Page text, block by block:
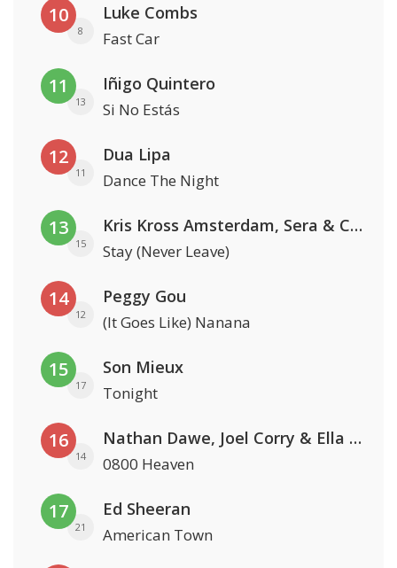
10
8
Luke Combs
Fast Car
11
13
Iñigo Quintero
Si No Estás
12
11
Dua Lipa
Dance The Night
13
15
Kris Kross Amsterdam, Sera & Conor Maynard
Stay (Never Leave)
14
12
Peggy Gou
(It Goes Like) Nanana
15
17
Son Mieux
Tonight
16
14
Nathan Dawe, Joel Corry & Ella Henderson
0800 Heaven
17
21
Ed Sheeran
American Town